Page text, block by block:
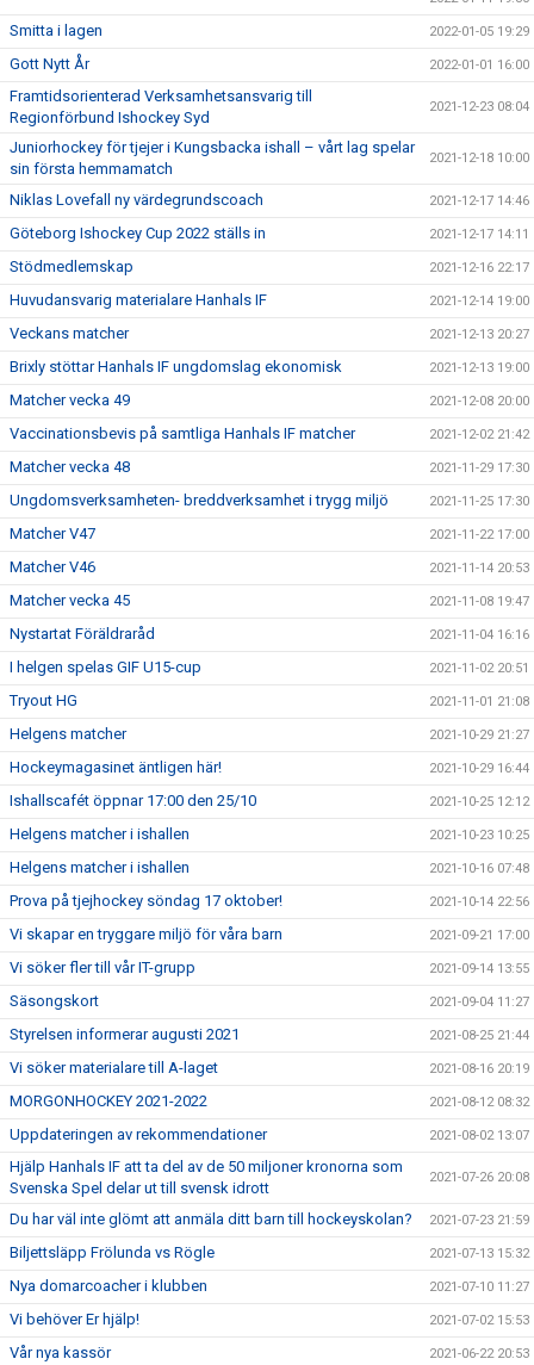
Smitta i lagen 2022-01-05 19:29
Gott Nytt År 2022-01-01 16:00
Framtidsorienterad Verksamhetsansvarig till
Regionförbund Ishockey Syd
2021-12-23 08:04
Juniorhockey för tjejer i Kungsbacka ishall – vårt lag spelar
sin första hemmamatch
2021-12-18 10:00
Niklas Lovefall ny värdegrundscoach 2021-12-17 14:46
Göteborg Ishockey Cup 2022 ställs in 2021-12-17 14:11
Stödmedlemskap 2021-12-16 22:17
Huvudansvarig materialare Hanhals IF 2021-12-14 19:00
Veckans matcher 2021-12-13 20:27
Brixly stöttar Hanhals IF ungdomslag ekonomisk 2021-12-13 19:00
Matcher vecka 49 2021-12-08 20:00
Vaccinationsbevis på samtliga Hanhals IF matcher 2021-12-02 21:42
Matcher vecka 48 2021-11-29 17:30
Ungdomsverksamheten- breddverksamhet i trygg miljö 2021-11-25 17:30
Matcher V47 2021-11-22 17:00
Matcher V46 2021-11-14 20:53
Matcher vecka 45 2021-11-08 19:47
Nystartat Föräldraråd 2021-11-04 16:16
I helgen spelas GIF U15-cup 2021-11-02 20:51
Tryout HG 2021-11-01 21:08
Helgens matcher 2021-10-29 21:27
Hockeymagasinet äntligen här! 2021-10-29 16:44
Ishallscafét öppnar 17:00 den 25/10 2021-10-25 12:12
Helgens matcher i ishallen 2021-10-23 10:25
Helgens matcher i ishallen 2021-10-16 07:48
Prova på tjejhockey söndag 17 oktober! 2021-10-14 22:56
Vi skapar en tryggare miljö för våra barn 2021-09-21 17:00
Vi söker fler till vår IT-grupp 2021-09-14 13:55
Säsongskort 2021-09-04 11:27
Styrelsen informerar augusti 2021 2021-08-25 21:44
Vi söker materialare till A-laget 2021-08-16 20:19
MORGONHOCKEY 2021-2022 2021-08-12 08:32
Uppdateringen av rekommendationer 2021-08-02 13:07
Hjälp Hanhals IF att ta del av de 50 miljoner kronorna som
Svenska Spel delar ut till svensk idrott
2021-07-26 20:08
Du har väl inte glömt att anmäla ditt barn till hockeyskolan? 2021-07-23 21:59
Biljettsläpp Frölunda vs Rögle 2021-07-13 15:32
Nya domarcoacher i klubben 2021-07-10 11:27
Vi behöver Er hjälp! 2021-07-02 15:53
Vår nya kassör 2021-06-22 20:53